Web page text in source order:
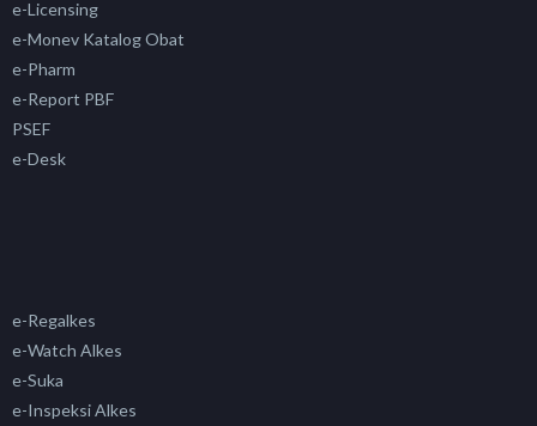
e-Licensing
e-Monev Katalog Obat
e-Pharm
e-Report PBF
PSEF
e-Desk
e-Regalkes
e-Watch Alkes
e-Suka
e-Inspeksi Alkes